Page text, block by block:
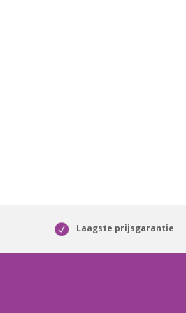
Laagste prijsgarantie